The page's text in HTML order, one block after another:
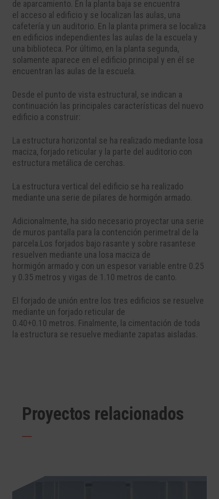
de aparcamiento. En la planta baja se encuentra
el acceso al edificio y se localizan las aulas, una
cafetería y un auditorio. En la planta primera se localiza
en edificios independientes las aulas de la escuela y
una biblioteca. Por último, en la planta segunda,
solamente aparece en el edificio principal y en él se
encuentran las aulas de la escuela.
Desde el punto de vista estructural, se indican a
continuación las principales características del nuevo
edificio a construir:
La estructura horizontal se ha realizado mediante losa
maciza, forjado reticular y la parte del auditorio con
estructura metálica de cerchas.
La estructura vertical del edificio se ha realizado
mediante una serie de pilares de hormigón armado.
Adicionalmente, ha sido necesario proyectar una serie
de muros pantalla para la contención perimetral de la
parcela.Los forjados bajo rasante y sobre rasantese
resuelven mediante una losa maciza de
hormigón armado y con un espesor variable entre 0.25
y 0.35 metros y vigas de 1.10 metros de canto.
El forjado de unión entre los tres edificios se resuelve
mediante un forjado reticular de
0.40+0.10 metros. Finalmente, l a cimentación de toda
la estructura se resuelve mediante zapatas aisladas.
Proyectos relacionados